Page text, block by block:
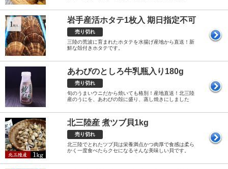
岩手産活ホタテ1枚入 期日指定不可
売り切れ
三陸の荒波に育まれたホタテを水揚げ産地から直送！新
鮮な殻付きホタテです。
あわびのとしろ牛乳瓶入り180g
売り切れ
旬のうまいウニだから焼いても格別！産地直送！北三陸
産のうにを、あわびの殻に盛り、蒸し焼きにしました
北三陸産 煮ツブ貝1kg
売り切れ
北三陸でとれたツブ貝は栄養満点かつ肉厚で食感は柔ら
かく一度食べたらクセになるそんな美味しい貝です。